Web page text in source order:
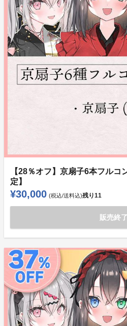
【28％オフ】京扇子6本フルコ
定】
¥30,000 (税込/送料込)残り11
販売終了